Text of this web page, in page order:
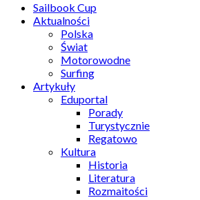
Sailbook Cup
Aktualności
Polska
Świat
Motorowodne
Surfing
Artykuły
Eduportal
Porady
Turystycznie
Regatowo
Kultura
Historia
Literatura
Rozmaitości